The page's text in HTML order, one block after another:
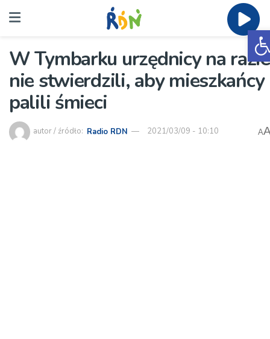
W Tymbarku urzędnicy na razie
nie stwierdzili, aby mieszkańcy
palili śmieci
autor / źródło: Radio RDN 2021/03/09 - 10:10 A